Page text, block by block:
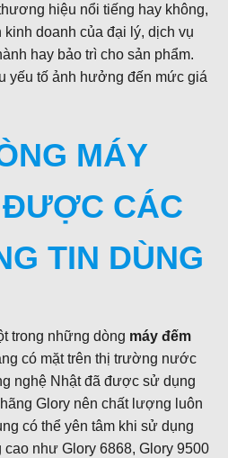
hiệu nổi tiếng hay không,
doanh của đại lý, dịch vụ
hay bảo trì cho sản phẩm.
yếu tố ảnh hưởng đến mức giá
MÁY
CÁC
TIN DÙNG
trong những dòng máy đếm
có mặt trên thị trường nước
nghệ Nhật đã được sử dụng
Glory nên chất lượng luôn
có thể yên tâm khi sử dụng
như Glory 6868, Glory 9500